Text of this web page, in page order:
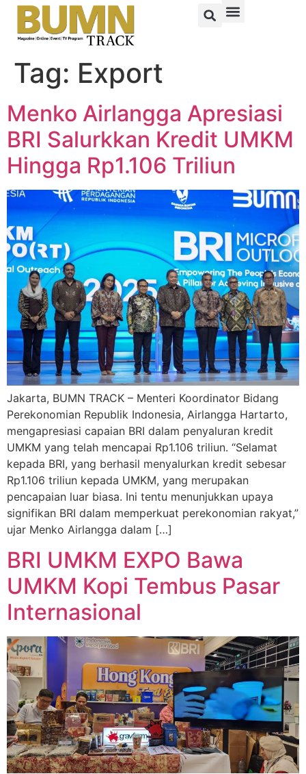
Tag: Export
Menko Airlangga Apresiasi
BRI Salurkkan Kredit UMKM
Hingga Rp1.106 Triliun
Jakarta, BUMN TRACK – Menteri Koordinator Bidang
Perekonomian Republik Indonesia, Airlangga Hartarto,
mengapresiasi capaian BRI dalam penyaluran kredit
UMKM yang telah mencapai Rp1.106 triliun. “Selamat
kepada BRI, yang berhasil menyalurkan kredit sebesar
Rp1.106 triliun kepada UMKM, yang merupakan
pencapaian luar biasa. Ini tentu menunjukkan upaya
signifikan BRI dalam memperkuat perekonomian rakyat,”
ujar Menko Airlangga dalam […]
BRI UMKM EXPO Bawa
UMKM Kopi Tembus Pasar
Internasional